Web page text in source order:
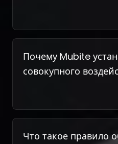
Почему Mubite
совокупного
Что такое правило